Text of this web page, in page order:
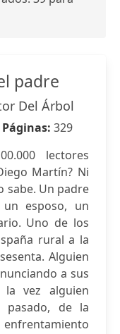
padre
Del Árbol
329
lectores
Martín? Ni
sabe. Un padre
esposo, un
Uno de los
rural a la
Alguien
a sus
vez alguien
pasado, de la